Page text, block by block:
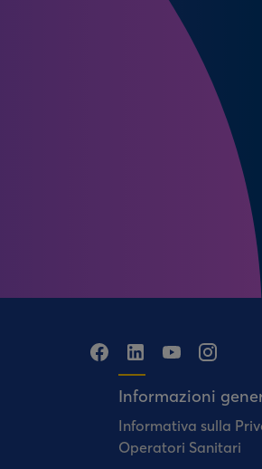
Informazioni
Informativa sulla
Operatori Sanitari